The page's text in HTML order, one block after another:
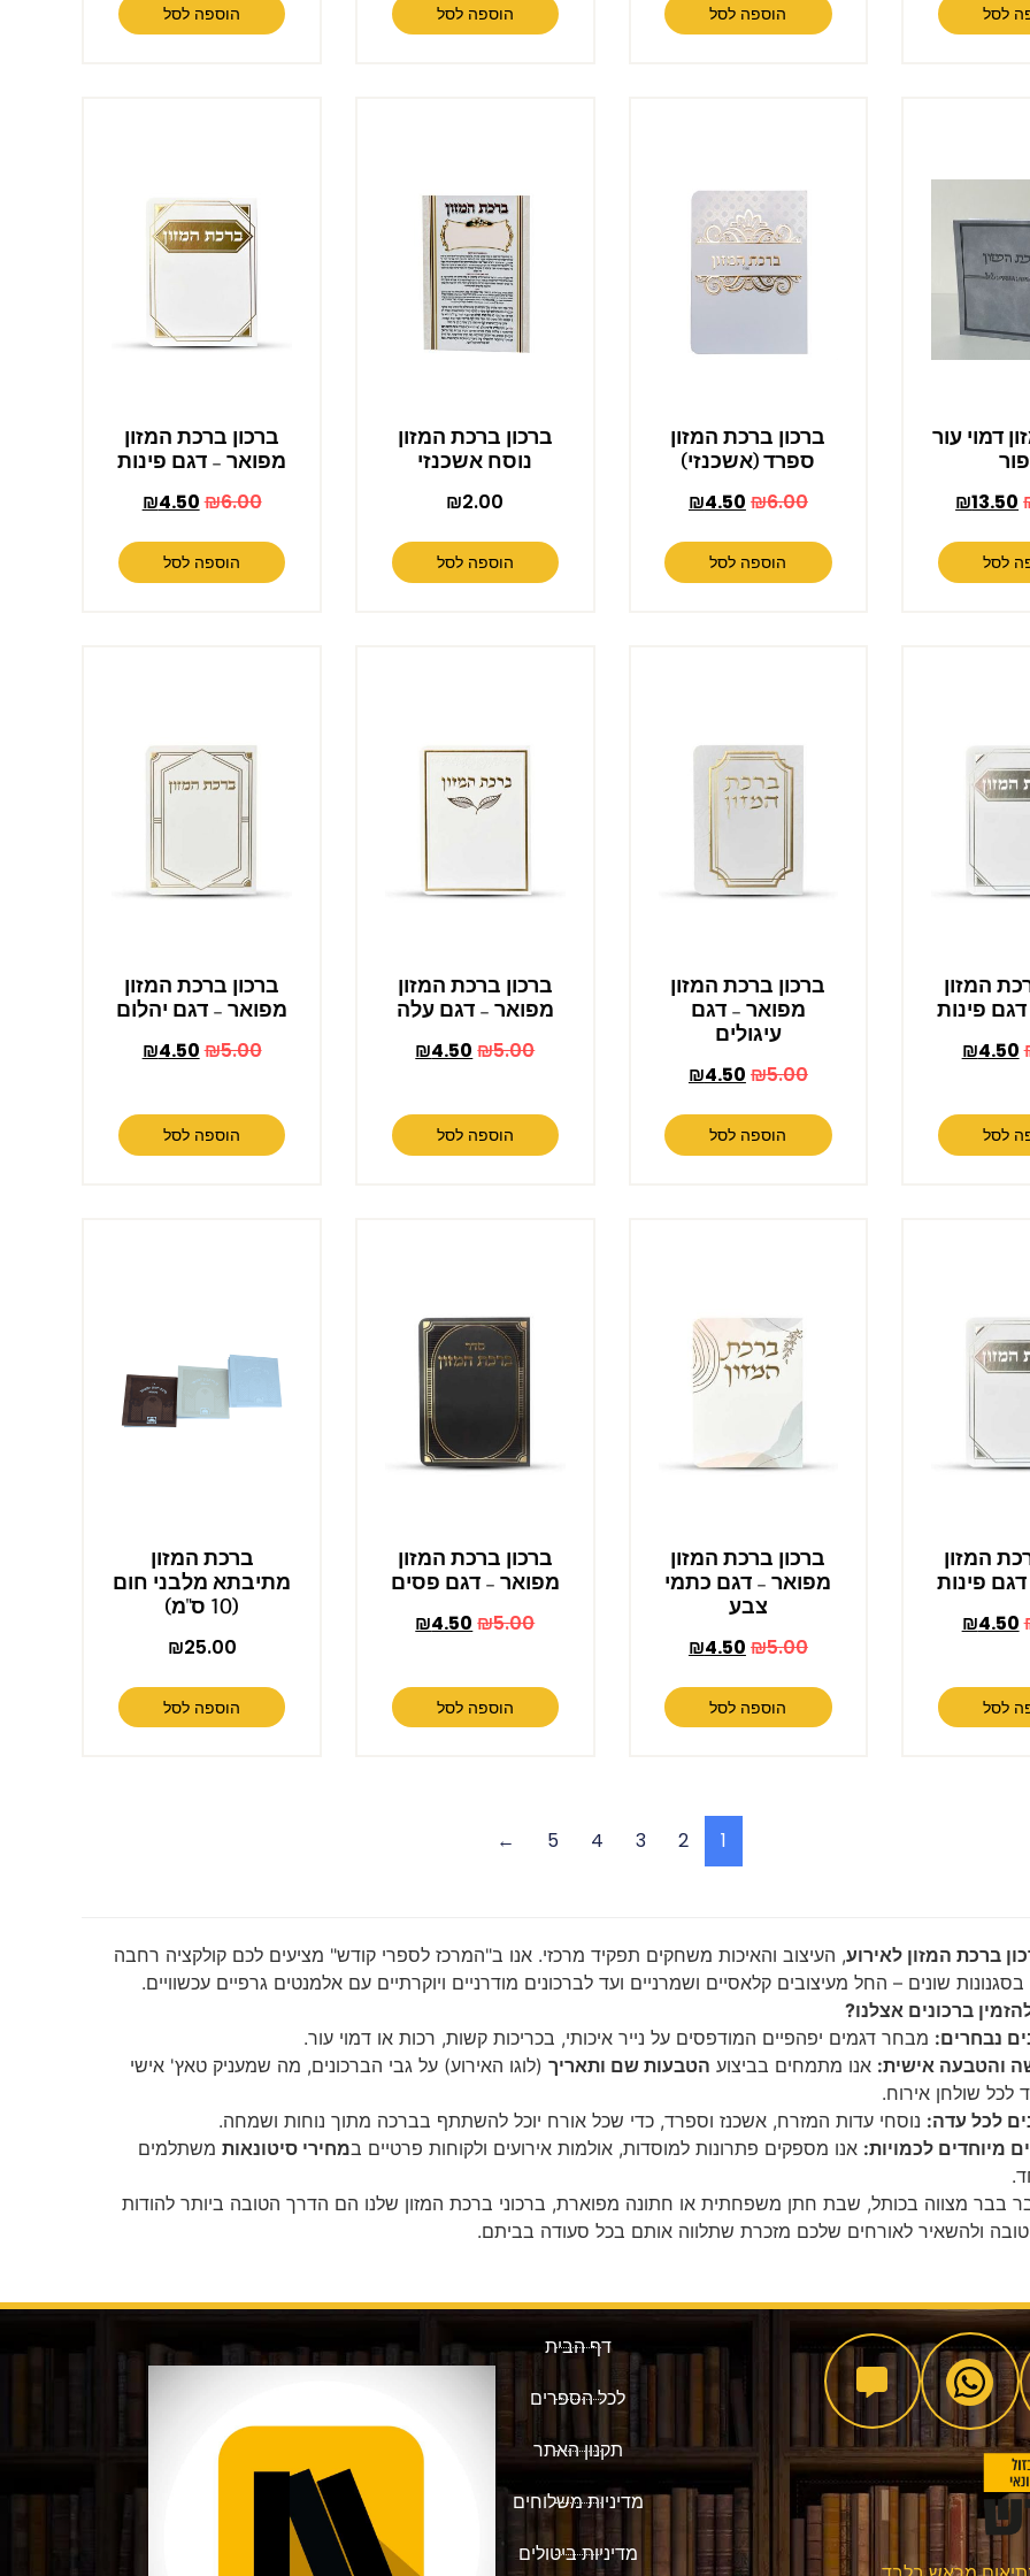
לסל הוספה לסל הוספה לסל הוספה לסל
דמוי עור
₪13.50
לסל
ברכון ברכת המזון
ספרד (אשכנזי)
₪6.00
₪4.50
הוספה לסל
ברכון ברכת המזון
נוסח אשכנזי
₪2.00
הוספה לסל
ברכון ברכת המזון
מפואר – דגם פינות
₪6.00
₪4.50
הוספה לסל
המזון
פינות
₪4.50
לסל
ברכון ברכת המזון
מפואר – דגם
עיגולים
₪5.00
₪4.50
הוספה לסל
ברכון ברכת המזון
מפואר – דגם עלה
₪5.00
₪4.50
הוספה לסל
ברכון ברכת המזון
מפואר – דגם יהלום
₪5.00
₪4.50
הוספה לסל
המזון
פינות
₪4.50
לסל
ברכון ברכת המזון
מפואר – דגם כתמי
צבע
₪5.00
₪4.50
הוספה לסל
ברכון ברכת המזון
מפואר – דגם פסים
₪5.00
₪4.50
הוספה לסל
ברכת המזון
מתיבתא מלבני חום
(10 ס"מ)
₪25.00
הוספה לסל
1
2
3
4
5
←
ברכת המזון לאירוע, העיצוב והאיכות משחקים תפקיד מרכזי. אנו ב"המרכז לספרי קודש" מציעים לכם קולקציה רחבה
שונים – החל מעיצובים קלאסיים ושמרניים ועד לברכונים מודרניים ויוקרתיים עם אלמנטים גרפיים עכשוויים.
ברכונים אצלנו?
נבחרים: מבחר דגמים יפהפיים המודפסים על נייר איכותי, בכריכות קשות, רכות או דמוי עור.
והטבעה אישית: אנו מתמחים בביצוע הטבעות שם ותאריך (לוגו האירוע) על גבי הברכונים, מה שמעניק טאץ' אישי
לכל שולחן אירוח.
לכל עדה: נוסחי עדות המזרח, אשכנז וספרד, כדי שכל אורח יוכל להשתתף בברכה מתוך נוחות ושמחה.
מיוחדים לכמויות: אנו מספקים פתרונות למוסדות, אולמות אירועים ולקוחות פרטיים במחירי סיטונאות משתלמים
בבר מצווה בכותל, שבת חתן משפחתית או חתונה מפוארת, ברכוני ברכת המזון שלנו הם הדרך הטובה ביותר להודות
ולהשאיר לאורחים שלכם מזכרת שתלווה אותם בכל סעודה בביתם.
דף הבית
לכל הספרים
תקנון האתר
מדיניות משלוחים
מדיניות ביטולים